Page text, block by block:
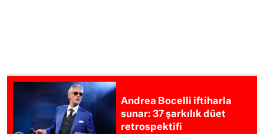
Andrea Bocelli iftiharla
sunar: 37 şarkılık düet
retrospektifi